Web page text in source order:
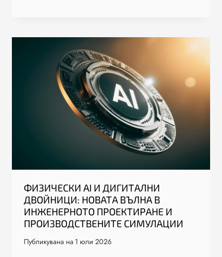
ФИЗИЧЕСКИ AI И ДИГИТАЛНИ
ДВОЙНИЦИ: НОВАТА ВЪЛНА В
ИНЖЕНЕРНОТО ПРОЕКТИРАНЕ И
ПРОИЗВОДСТВЕНИТЕ СИМУЛАЦИИ
Публикувана на 1 юли 2026